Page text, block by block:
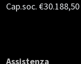
Cap.soc. €30.188,50
Assistenza